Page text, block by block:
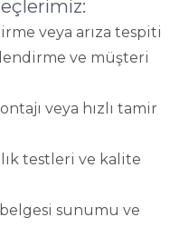
veya arıza tespiti
ve müşteri
veya hızlı tamir
testleri ve kalite
sunumu ve